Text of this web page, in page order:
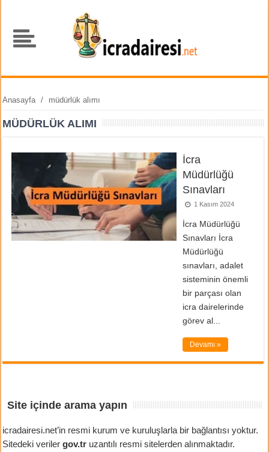
Anasayfa / müdürlük alımı
MÜDÜRLÜK ALIMI
İcra
Müdürlüğü
Sınavları
1 Kasım 2024
İcra Müdürlüğü
Sınavları İcra
Müdürlüğü
sınavları, adalet
sisteminin önemli
bir parçası olan
icra dairelerinde
görev al...
Devamı »
Site içinde arama yapın
icradairesi.net’in resmi kurum ve kuruluşlarla bir bağlantısı yoktur.
Sitedeki verilergov.tr uzantılı resmi sitelerden alınmaktadır.